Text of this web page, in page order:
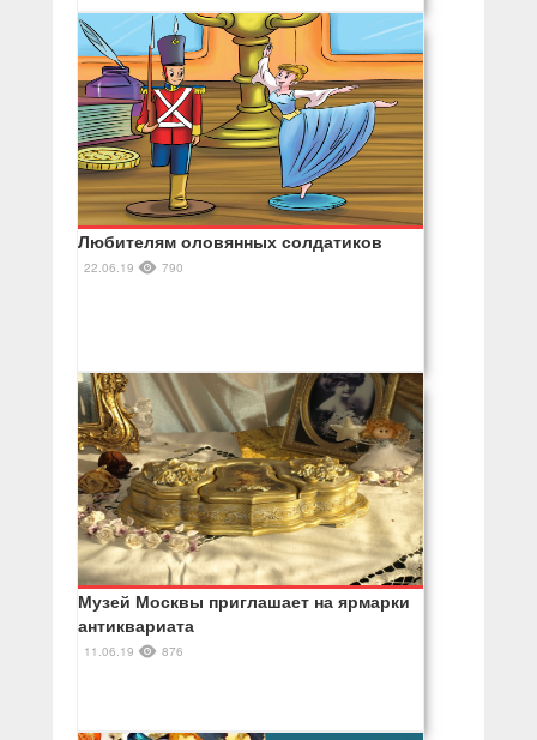
Любителям оловянных солдатиков
22.06.19 790
Музей Москвы приглашает на ярмарки
антиквариата
11.06.19 876